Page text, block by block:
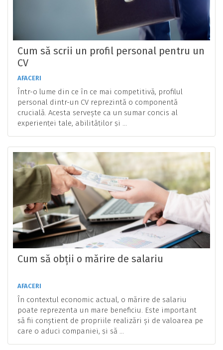
Cum să scrii un profil personal pentru un
CV
AFACERI
Într-o lume din ce în ce mai competitivă, profilul
personal dintr-un CV reprezintă o componentă
crucială. Acesta servește ca un sumar concis al
experienței tale, abilităților și ...
Cum să obții o mărire de salariu
AFACERI
În contextul economic actual, o mărire de salariu
poate reprezenta un mare beneficiu. Este important
să fii conștient de propriile realizări și de valoarea pe
care o aduci companiei, și să ...